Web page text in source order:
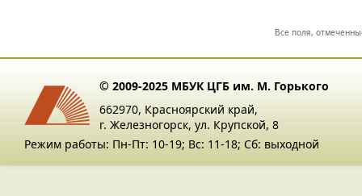
Все поля,
© 2009-2025 МБУК ЦГБ им. М. Горького
662970, Красноярский край,
г. Железногорск, ул. Крупской, 8
Режим работы: Пн-Пт: 10-19; Вс: 11-18; Сб: выходной